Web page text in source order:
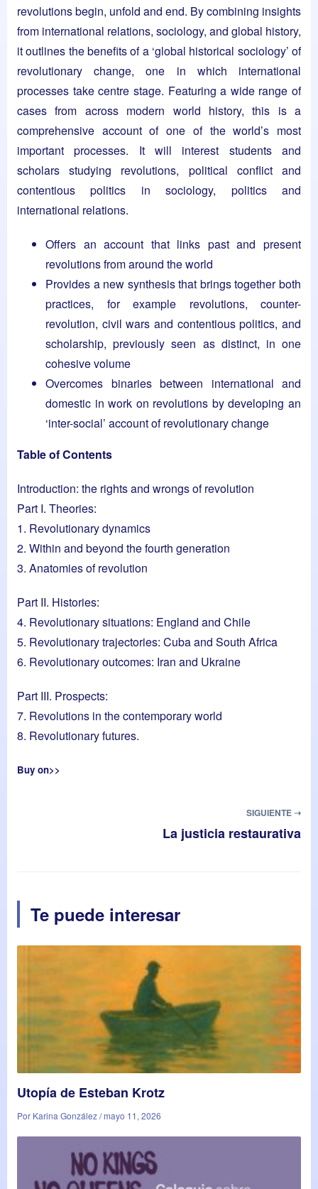
revolutions begin, unfold and end. By combining insights
from international relations, sociology, and global history,
it outlines the benefits of a ‘global historical sociology’ of
revolutionary change, one in which international
processes take centre stage. Featuring a wide range of
cases from across modern world history, this is a
comprehensive account of one of the world’s most
important processes. It will interest students and
scholars studying revolutions, political conflict and
contentious politics in sociology, politics and
international relations.
Offers an account that links past and present
revolutions from around the world
Provides a new synthesis that brings together both
practices, for example revolutions, counter-
revolution, civil wars and contentious politics, and
scholarship, previously seen as distinct, in one
cohesive volume
Overcomes binaries between international and
domestic in work on revolutions by developing an
‘inter-social’ account of revolutionary change
Table of Contents
Introduction: the rights and wrongs of revolution
Part I. Theories:
1. Revolutionary dynamics
2. Within and beyond the fourth generation
3. Anatomies of revolution
Part II. Histories:
4. Revolutionary situations: England and Chile
5. Revolutionary trajectories: Cuba and South Africa
6. Revolutionary outcomes: Iran and Ukraine
Part III. Prospects:
7. Revolutions in the contemporary world
8. Revolutionary futures.
Buy on>>
SIGUIENTE ➝
La justicia restaurativa
Te puede interesar
Utopía de Esteban Krotz
Por Karina González / mayo 11, 2026